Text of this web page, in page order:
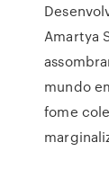
Amartya
mundo
fome